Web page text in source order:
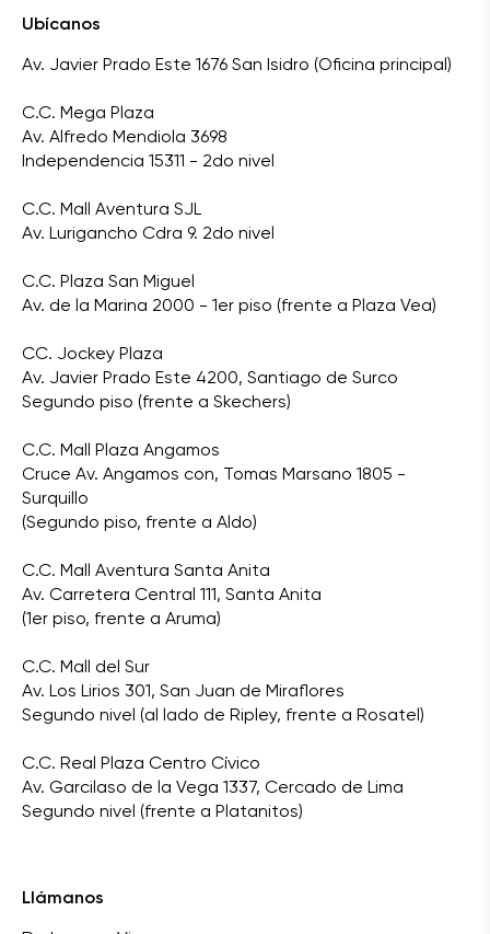
Ubícanos
Av. Javier Prado Este 1676 San Isidro (Oficina principal)
C.C. Mega Plaza
Av. Alfredo Mendiola 3698
Independencia 15311 - 2do nivel
C.C. Mall Aventura SJL
Av. Lurigancho Cdra 9. 2do nivel
C.C. Plaza San Miguel
Av. de la Marina 2000 - 1er piso (frente a Plaza Vea)
CC. Jockey Plaza
Av. Javier Prado Este 4200, Santiago de Surco
Segundo piso (frente a Skechers)
C.C. Mall Plaza Angamos
Cruce Av. Angamos con, Tomas Marsano 1805 -
Surquillo
(Segundo piso, frente a Aldo)
C.C. Mall Aventura Santa Anita
Av. Carretera Central 111, Santa Anita
(1er piso, frente a Aruma)
C.C. Mall del Sur
Av. Los Lirios 301, San Juan de Miraflores
Segundo nivel (al lado de Ripley, frente a Rosatel)
C.C. Real Plaza Centro Cívico
Av. Garcilaso de la Vega 1337, Cercado de Lima
Segundo nivel (frente a Platanitos)
Llámanos